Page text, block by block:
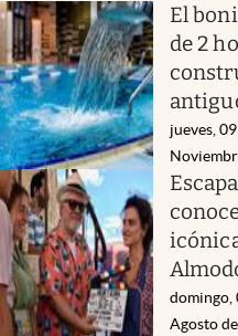
El
de 2
jueves,
domingo,
Agosto